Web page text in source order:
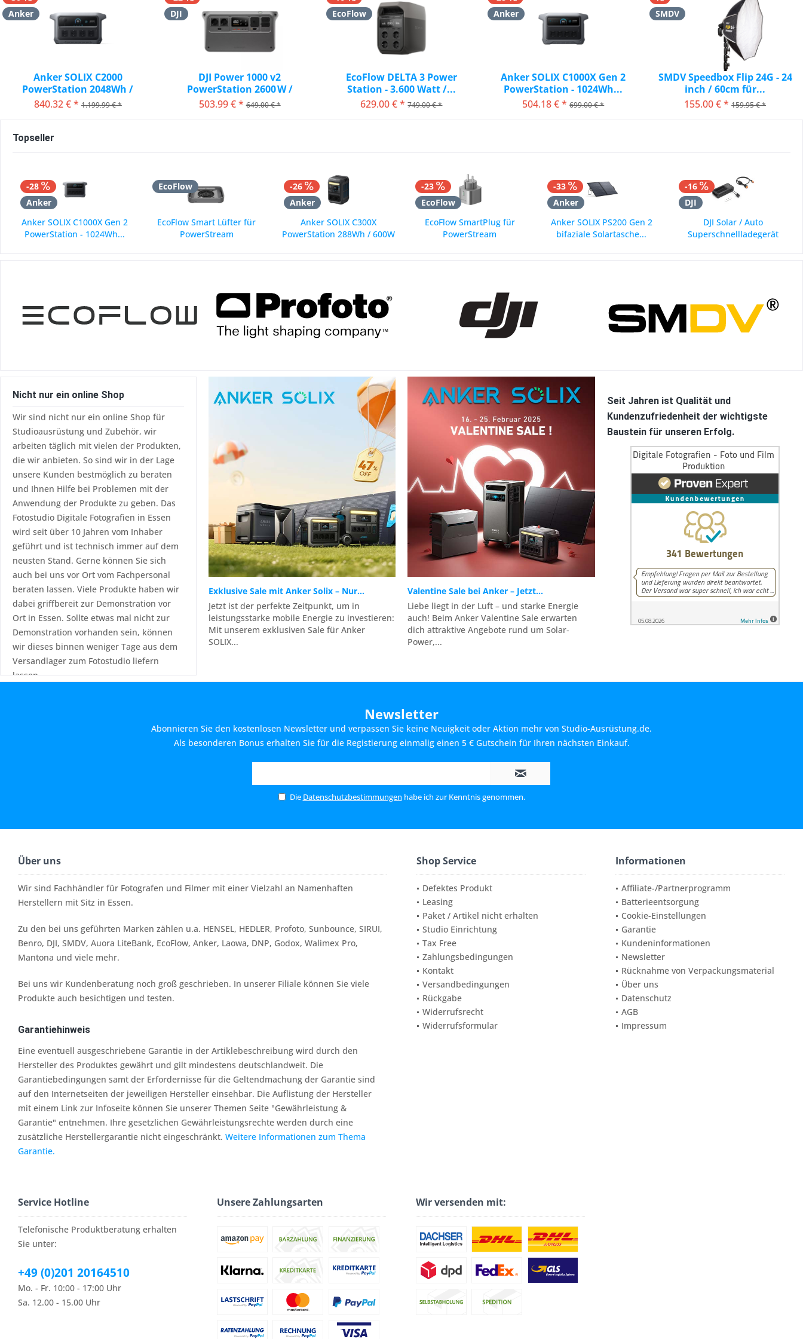
Topseller
-28
Anker
Anker SOLIX C1000X Gen 2
PowerStation - 1024Wh...
EcoFlow
EcoFlow Smart Lüfter für
PowerStream
-26
Anker
Anker SOLIX C300X
PowerStation 288Wh / 600W
-23
EcoFlow
EcoFlow SmartPlug für
PowerStream
-33
Anker
Anker SOLIX PS200 Gen 2
bifaziale Solartasche...
-16
DJI
DJI Solar / Auto
Superschnellladegerät
Anker
Anker SOLIX C2000
PowerStation 2048Wh /
3000W *...
840,32 € * 1.199,99 € *
DJI
DJI Power 1000 v2
PowerStation 2600 W /
1024 Wh
503,99 € * 649,00 € *
EcoFlow
EcoFlow DELTA 3 Power
Station - 3.600 Watt /...
629,00 € * 749,00 € *
Anker
Anker SOLIX C1000X Gen 2
PowerStation - 1024Wh...
504,18 € * 699,00 € *
SMDV
SMDV Speedbox Flip 24G - 24
inch / 60cm für...
155,00 € * 159,95 € *
Seit Jahren ist Qualität und
Kundenzufriedenheit der wichtigste
Baustein für unseren Erfolg.
Nicht nur ein online Shop
Wir sind nicht nur ein online Shop für
Studioausrüstung und Zubehör, wir
arbeiten täglich mit vielen der Produkten,
die wir anbieten. So sind wir in der Lage
unsere Kunden bestmöglich zu beraten
und Ihnen Hilfe bei Problemen mit der
Anwendung der Produkte zu geben. Das
Fotostudio Digitale Fotografien in Essen
wird seit über 10 Jahren vom Inhaber
geführt und ist technisch immer auf dem
neusten Stand. Gerne können Sie sich
auch bei uns vor Ort vom Fachpersonal
beraten lassen. Viele Produkte haben wir
dabei griffbereit zur Demonstration vor
Ort in Essen. Sollte etwas mal nicht zur
Demonstration vorhanden sein, können
wir dieses binnen weniger Tage aus dem
Versandlager zum Fotostudio liefern
lassen.
Exklusive Sale mit Anker Solix – Nur...
Jetzt ist der perfekte Zeitpunkt, um in
leistungsstarke mobile Energie zu investieren:
Mit unserem exklusiven Sale für Anker
SOLIX...
Valentine Sale bei Anker – Jetzt...
Liebe liegt in der Luft – und starke Energie
auch! Beim Anker Valentine Sale erwarten
dich attraktive Angebote rund um Solar-
Power,...
Newsletter
Abonnieren Sie den kostenlosen Newsletter und verpassen Sie keine Neuigkeit oder Aktion mehr von Studio-Ausrüstung.de.
Als besonderen Bonus erhalten Sie für die Registierung einmalig einen 5 € Gutschein für Ihren nächsten Einkauf.
Die Datenschutzbestimmungen habe ich zur Kenntnis genommen.
Über uns
Wir sind Fachhändler für Fotografen und Filmer mit einer Vielzahl an Namenhaften
Herstellern mit Sitz in Essen.
Zu den bei uns geführten Marken zählen u.a. HENSEL, HEDLER, Profoto, Sunbounce, SIRUI,
Benro, DJI, SMDV, Auora LiteBank, EcoFlow, Anker, Laowa, DNP, Godox, Walimex Pro,
Mantona und viele mehr.
Bei uns wir Kundenberatung noch groß geschrieben. In unserer Filiale können Sie viele
Produkte auch besichtigen und testen.
Garantiehinweis
Eine eventuell ausgeschriebene Garantie in der Artiklebeschreibung wird durch den
Hersteller des Produktes gewährt und gilt mindestens deutschlandweit. Die
Garantiebedingungen samt der Erfordernisse für die Geltendmachung der Garantie sind
auf den Internetseiten der jeweiligen Hersteller einsehbar. Die Auflistung der Hersteller
mit einem Link zur Infoseite können Sie unserer Themen Seite "Gewährleistung &
Garantie" entnehmen. Ihre gesetzlichen Gewährleistungsrechte werden durch eine
zusätzliche Herstellergarantie nicht eingeschränkt. Weitere Informationen zum Thema
Garantie.
Shop Service
Defektes Produkt
Leasing
Paket / Artikel nicht erhalten
Studio Einrichtung
Tax Free
Zahlungsbedingungen
Kontakt
Versandbedingungen
Rückgabe
Widerrufsrecht
Widerrufsformular
Informationen
Affiliate-/Partnerprogramm
Batterieentsorgung
Cookie-Einstellungen
Garantie
Kundeninformationen
Newsletter
Rücknahme von Verpackungsmaterial
Über uns
Datenschutz
AGB
Impressum
Service Hotline
Telefonische Produktberatung erhalten
Sie unter:
+49 (0)201 20164510
Mo. - Fr. 10:00 - 17:00 Uhr
Sa. 12.00 - 15.00 Uhr
Unsere Zahlungsarten Wir versenden mit: